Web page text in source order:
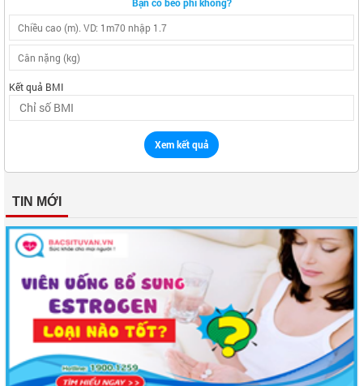
Kết quả BMI
Xem kết quả
TIN MỚI